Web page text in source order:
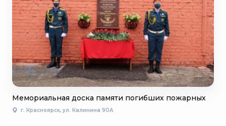
Мемориальная доска памяти погибших пожарных
г. Красноярск, ул. Калинина 90А